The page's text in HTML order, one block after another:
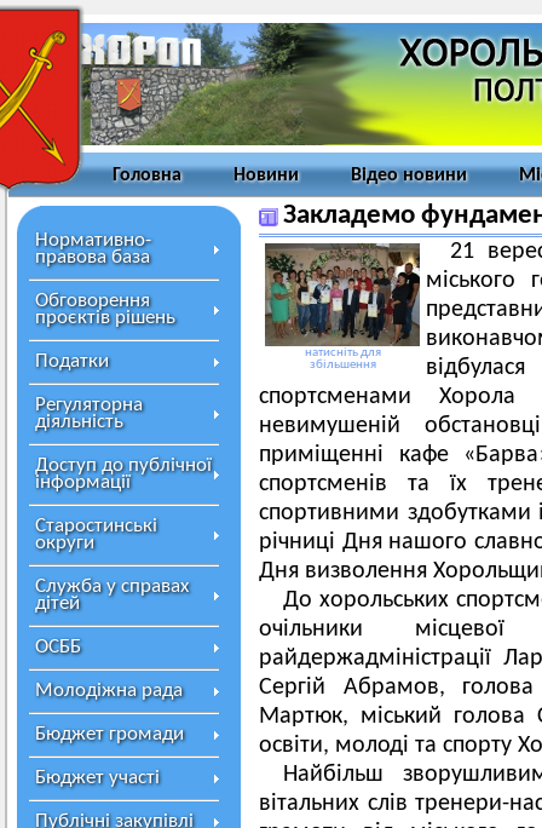
Головна Новини Відео новини
Нормативно-
правова база
Обговорення
проєктів рішень
Податки
Регуляторна
діяльність
Доступ до публічної
інформації
Старостинські
округи
Служба у справах
дітей
ОСББ
Молодіжна рада
Бюджет громади
Бюджет участі
Публічні закупівлі
Закладемо
натисніть для
збільшення
21
міського
спортсменами
невимушеній
приміщенні кафе
спортсменів та їх
спортивними здобутками
річниці Дня нашого
Дня визволення
До хорольських
очільники
райдержадміністрації
Сергій Абрамов,
Мартюк, міський голова
освіти, молоді та спорту
Найбільш
вітальних слів тренери-